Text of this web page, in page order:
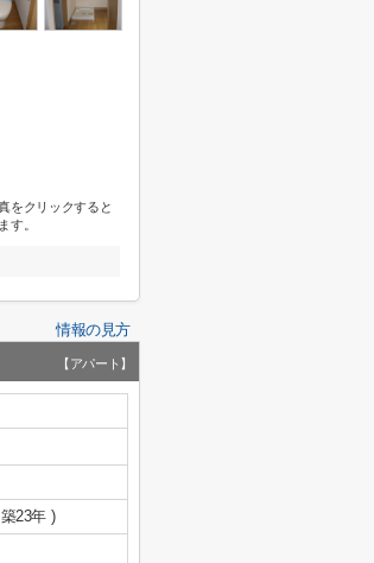
をクリックすると
す。
情報の見方
【アパート】
23年 )